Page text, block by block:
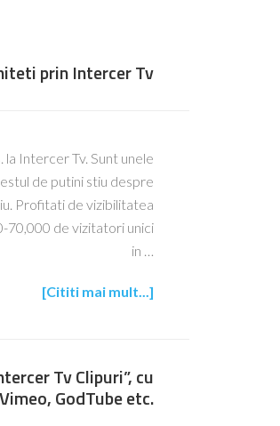
prin Intercer Tv
Intercer Tv. Sunt unele
de putini stiu despre
Profitati de vizibilitatea
70,000 de vizitatori unici
in …
[Cititi mai mult...]
Tv Clipuri”, cu
GodTube etc.